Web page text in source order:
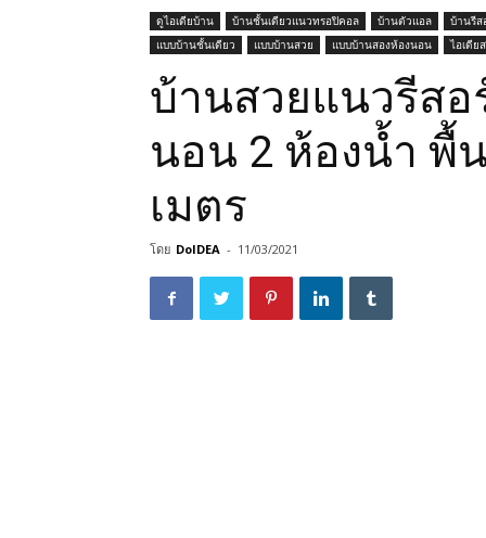
บ้าน
ดูไอเดียบ้าน บ้านชั้นเดียวแนวทรอปิคอล บ้านตัวแอล
บ้านรีส
แบบบ้านชั้นเดียว
แบบบ้านสวย แบบบ้านสองห้องนอน ไอเดีย
บ้านสวยแนวรีส
นอน 2 ห้องน้ำ พื้
เมตร
โดย DoIDEA - 11/03/2021